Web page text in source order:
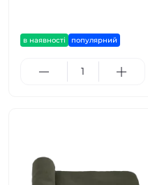
в наявності популярний